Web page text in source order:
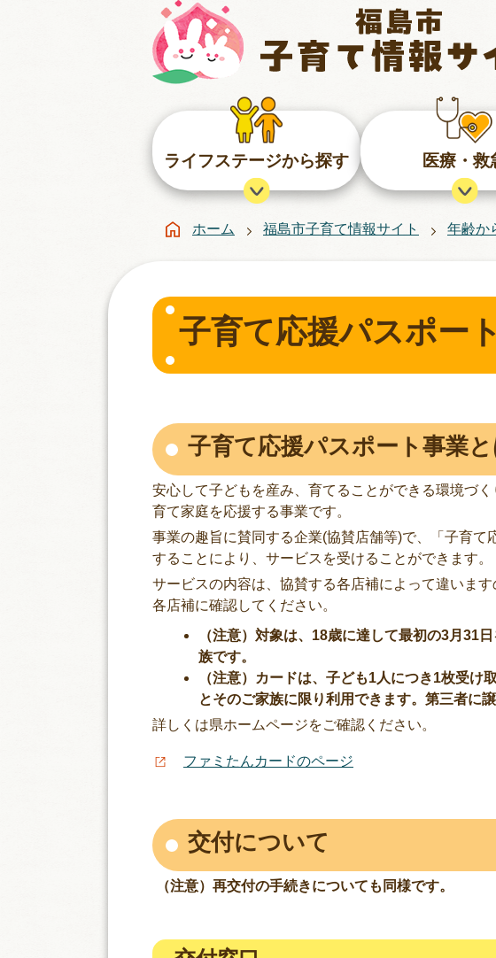
ライフステージから探す 医療・救
ホーム 福島市子育て情報サイト 年齢か
子育て応援パスポー
子育て応援パスポート事業
安心して子どもを産み、育てることができる環境づ
育て家庭を応援する事業です。
事業の趣旨に賛同する企業(協賛店舗等)で、「子育
することにより、サービスを受けることができます。
サービスの内容は、協賛する各店補によって違いま
各店補に確認してください。
（注意）対象は、18歳に達して最初の3月31
族です。
（注意）カードは、子ども1人につき1枚受け
とそのご家族に限り利用できます。第三者に
詳しくは県ホームページをご確認ください。
ファミたんカードのページ
交付について
（注意）再交付の手続きについても同様です。